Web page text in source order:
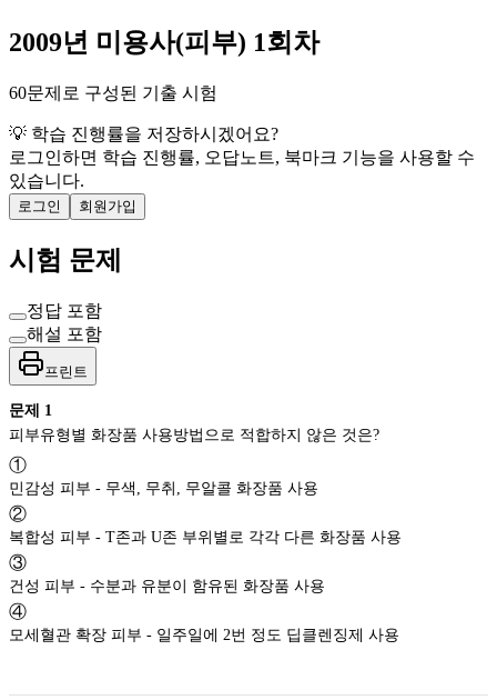
2009년 미용사(피부) 1회차
60문제로 구성된 기출 시험
💡 학습 진행률을 저장하시겠어요?
로그인하면 학습 진행률, 오답노트, 북마크 기능을 사용할 수
있습니다.
로그인 회원가입
시험 문제
정답 포함
해설 포함
프린트
문제 1
①
민감성 피부 - 무색, 무취, 무알콜 화장품 사용
②
복합성 피부 - T존과 U존 부위별로 각각 다른 화장품 사용
③
건성 피부 - 수분과 유분이 함유된 화장품 사용
④
모세혈관 확장 피부 - 일주일에 2번 정도 딥클렌징제 사용